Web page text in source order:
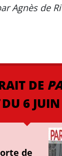
Agnès de
DE
6
de